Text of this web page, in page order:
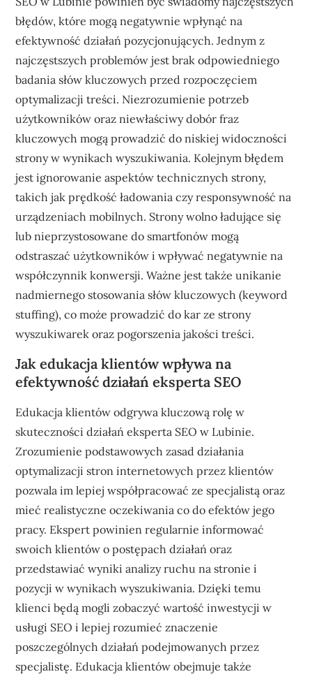
błędów, które mogą negatywnie wpłynąć na
efektywność działań pozycjonujących. Jednym z
najczęstszych problemów jest brak odpowiedniego
badania słów kluczowych przed rozpoczęciem
optymalizacji treści. Niezrozumienie potrzeb
użytkowników oraz niewłaściwy dobór fraz
kluczowych mogą prowadzić do niskiej widoczności
strony w wynikach wyszukiwania. Kolejnym błędem
jest ignorowanie aspektów technicznych strony,
takich jak prędkość ładowania czy responsywność na
urządzeniach mobilnych. Strony wolno ładujące się
lub nieprzystosowane do smartfonów mogą
odstraszać użytkowników i wpływać negatywnie na
współczynnik konwersji. Ważne jest także unikanie
nadmiernego stosowania słów kluczowych (keyword
stuffing), co może prowadzić do kar ze strony
wyszukiwarek oraz pogorszenia jakości treści.
Jak edukacja klientów wpływa na
efektywność działań eksperta SEO
Edukacja klientów odgrywa kluczową rolę w
skuteczności działań eksperta SEO w Lubinie.
Zrozumienie podstawowych zasad działania
optymalizacji stron internetowych przez klientów
pozwala im lepiej współpracować ze specjalistą oraz
mieć realistyczne oczekiwania co do efektów jego
pracy. Ekspert powinien regularnie informować
swoich klientów o postępach działań oraz
przedstawiać wyniki analizy ruchu na stronie i
pozycji w wynikach wyszukiwania. Dzięki temu
klienci będą mogli zobaczyć wartość inwestycji w
usługi SEO i lepiej rozumieć znaczenie
poszczególnych działań podejmowanych przez
specjalistę. Edukacja klientów obejmuje także